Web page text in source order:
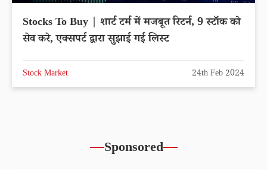
Stocks To Buy | शार्ट टर्म में मजबूत रिटर्न, 9 स्टॉक को
सेव करे, एक्सपर्ट द्वारा सुझाई गई लिस्ट
Stock Market 24th Feb 2024
Sponsored